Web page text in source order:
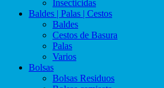
Insecticidas
Baldes | Palas | Cestos
Baldes
Cestos de Basura
Palas
Varios
Bolsas
Bolsas Residuos